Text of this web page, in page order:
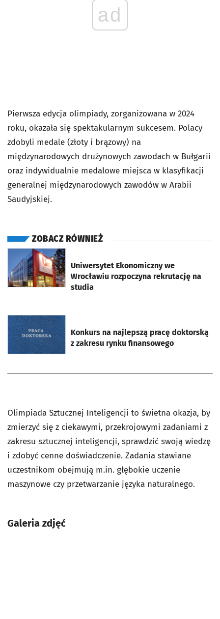
ad
Pierwsza edycja olimpiady, zorganizowana w 2024
roku, okazała się spektakularnym sukcesem. Polacy
zdobyli medale (złoty i brązowy) na
międzynarodowych drużynowych zawodach w Bułgarii
oraz indywidualnie medalowe miejsca w klasyfikacji
generalnej międzynarodowych zawodów w Arabii
Saudyjskiej.
ZOBACZ RÓWNIEŻ
Uniwersytet Ekonomiczny we
Wrocławiu rozpoczyna rekrutację na
studia
otworzy się w nowej karcie
Konkurs na najlepszą pracę doktorską
z zakresu rynku finansowego
otworzy się w nowej karcie
Olimpiada Sztucznej Inteligencji to świetna okazja, by
zmierzyć się z ciekawymi, przekrojowymi zadaniami z
zakresu sztucznej inteligencji, sprawdzić swoją wiedzę
i zdobyć cenne doświadczenie. Zadania stawiane
uczestnikom obejmują m.in. głębokie uczenie
maszynowe czy przetwarzanie języka naturalnego.
Galeria zdjęć